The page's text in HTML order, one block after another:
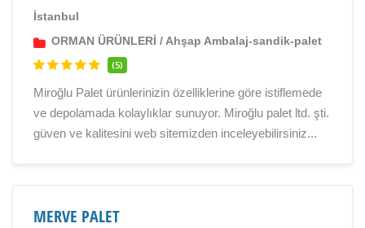
İstanbul
ORMAN ÜRÜNLERİ / Ahşap Ambalaj-sandik-palet
(5)
Miroğlu Palet ürünlerinizin özelliklerine göre istiflemede
ve depolamada kolaylıklar sunuyor. Miroğlu palet ltd. şti.
güven ve kalitesini web sitemizden inceleyebilirsiniz...
MERVE PALET